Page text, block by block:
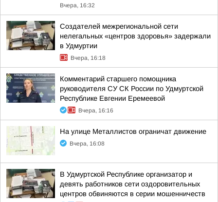
Вчера, 16:32
Создателей межрегиональной сети
нелегальных «центров здоровья» задержали
в Удмуртии
Вчера, 16:18
Комментарий старшего помощника
руководителя СУ СК России по Удмуртской
Республике Евгении Еремеевой
Вчера, 16:16
На улице Металлистов ограничат движение
Вчера, 16:08
В Удмуртской Республике организатор и
девять работников сети оздоровительных
центров обвиняются в серии мошенничеств